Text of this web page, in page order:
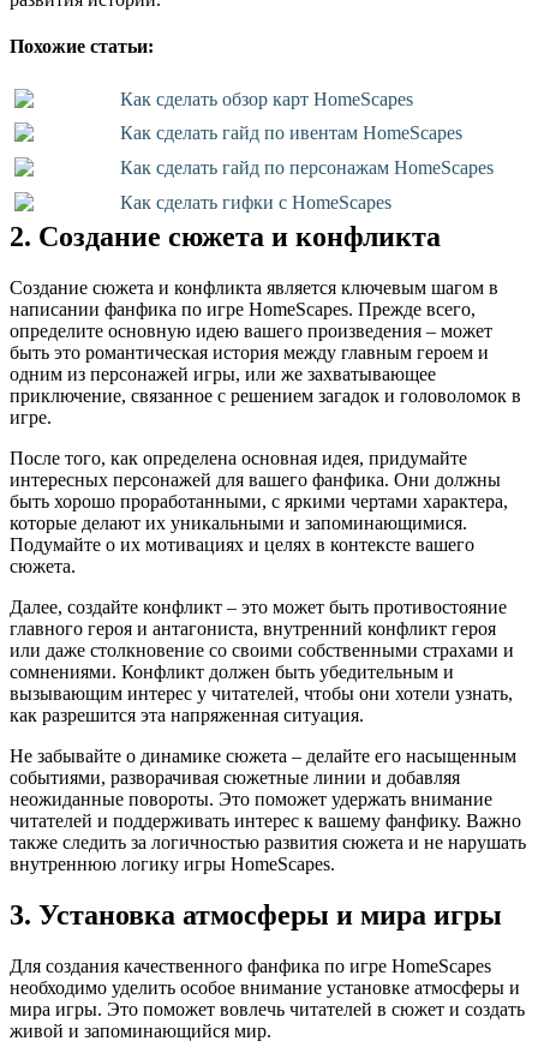
Похожие статьи:
Как сделать обзор карт HomeScapes
Как сделать гайд по ивентам HomeScapes
Как сделать гайд по персонажам HomeScapes
Как сделать гифки с HomeScapes
2. Создание сюжета и конфликта
Создание сюжета и конфликта является ключевым шагом в
написании фанфика по игре HomeScapes. Прежде всего,
определите основную идею вашего произведения – может
быть это романтическая история между главным героем и
одним из персонажей игры, или же захватывающее
приключение, связанное с решением загадок и головоломок в
игре.
После того, как определена основная идея, придумайте
интересных персонажей для вашего фанфика. Они должны
быть хорошо проработанными, с яркими чертами характера,
которые делают их уникальными и запоминающимися.
Подумайте о их мотивациях и целях в контексте вашего
сюжета.
Далее, создайте конфликт – это может быть противостояние
главного героя и антагониста, внутренний конфликт героя
или даже столкновение со своими собственными страхами и
сомнениями. Конфликт должен быть убедительным и
вызывающим интерес у читателей, чтобы они хотели узнать,
как разрешится эта напряженная ситуация.
Не забывайте о динамике сюжета – делайте его насыщенным
событиями, разворачивая сюжетные линии и добавляя
неожиданные повороты. Это поможет удержать внимание
читателей и поддерживать интерес к вашему фанфику. Важно
также следить за логичностью развития сюжета и не нарушать
внутреннюю логику игры HomeScapes.
3. Установка атмосферы и мира игры
Для создания качественного фанфика по игре HomeScapes
необходимо уделить особое внимание установке атмосферы и
мира игры. Это поможет вовлечь читателей в сюжет и создать
живой и запоминающийся мир.